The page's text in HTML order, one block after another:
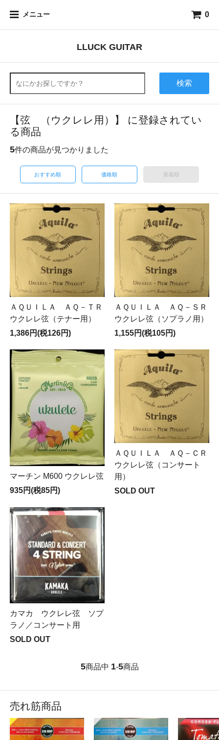
メニュー 0
LLUCK GUITAR
検索
【弦 （ウクレレ用）】 に登録されてい
る商品
5件の商品が見つかりました
おすすめ順 価格順 新着順
ＡＱＵＩＬＡ ＡＱ－ＴＲ
ウクレレ弦（テナー用）
1,386円(税126円)
ＡＱＵＩＬＡ ＡＱ－ＳＲ
ウクレレ弦（ソプラノ用）
1,155円(税105円)
マーチン M600 ウクレレ弦
935円(税85円)
ＡＱＵＩＬＡ ＡＱ－ＣＲ
ウクレレ弦（コンサート
用）
SOLD OUT
カマカ ウクレレ弦 ソプ
ラノ／コンサート用
SOLD OUT
5商品中 1-5商品
売れ筋商品